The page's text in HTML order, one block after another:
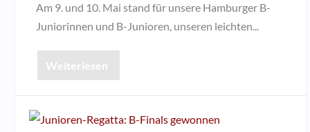
Am 9. und 10. Mai stand für unsere Hamburger B-
Juniorinnen und B-Junioren, unseren leichten...
Weiterlesen